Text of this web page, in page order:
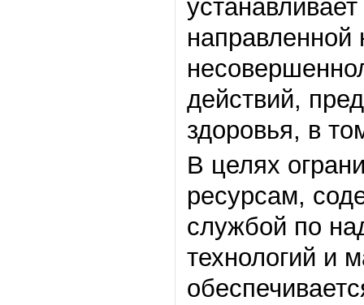
направленной
действий,
здоровья, в
В целях
ресурсам,
службой по
технологий и